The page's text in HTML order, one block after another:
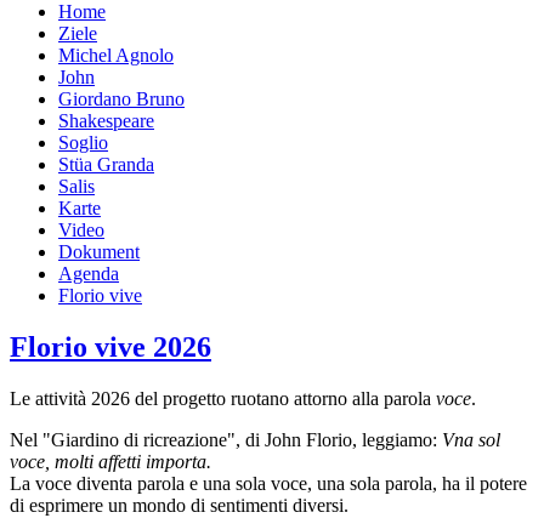
Home
Ziele
Michel Agnolo
John
Giordano Bruno
Shakespeare
Soglio
Stüa Granda
Salis
Karte
Video
Dokument
Agenda
Florio vive
Florio vive 2026
Le attività 2026 del progetto ruotano attorno alla parola voce.
Nel "Giardino di ricreazione", di John Florio, leggiamo: Vna sol
voce, molti affetti importa.
La voce diventa parola e una sola voce, una sola parola, ha il potere
di esprimere un mondo di sentimenti diversi.